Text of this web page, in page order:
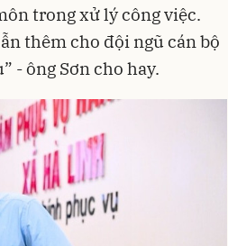
trong xử lý công việc.
thêm cho đội ngũ cán bộ
- ông Sơn cho hay.